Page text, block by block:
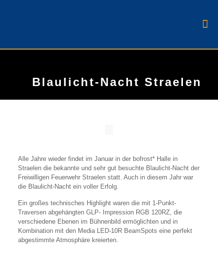
Blaulicht-Nacht Straelen
Alle Jahre wieder findet im Januar in der bofrost* Halle in
Straelen die bekannte und sehr gut besuchte Blaulicht-Nacht der
Freiwilligen Feuerwehr Straelen statt. Auch in diesem Jahr war
die Blaulicht-Nacht ein voller Erfolg.
Ein großes technisches Highlight waren die mit 1-Punkt-
Traversen abgehängten GLP- Impression RGB 120RZ, die
verschiedene Ebenen im Bühnenbild ermöglichten und in
Kombination mit den Media LED-10R BeamSpots eine perfekt
abgestimmte Atmosphäre kreierten.